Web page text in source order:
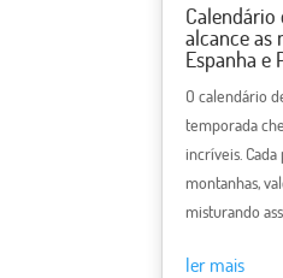
alcance as
Espanha e
O calendário
temporada
incríveis.
montanhas,
misturando
ler mais